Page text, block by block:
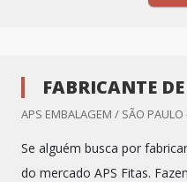
FABRICANTE
APS EMBALAGEM / SÃO PAULO
Se alguém busca por
do mercado APS Fitas.